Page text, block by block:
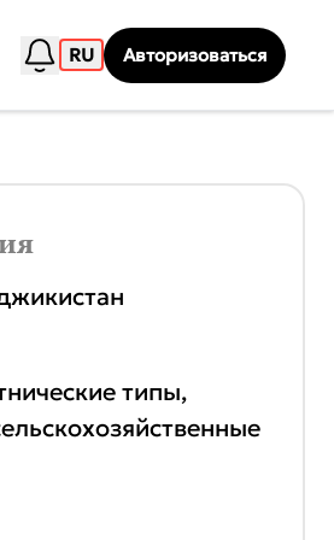
RU Авторизоваться
типы,